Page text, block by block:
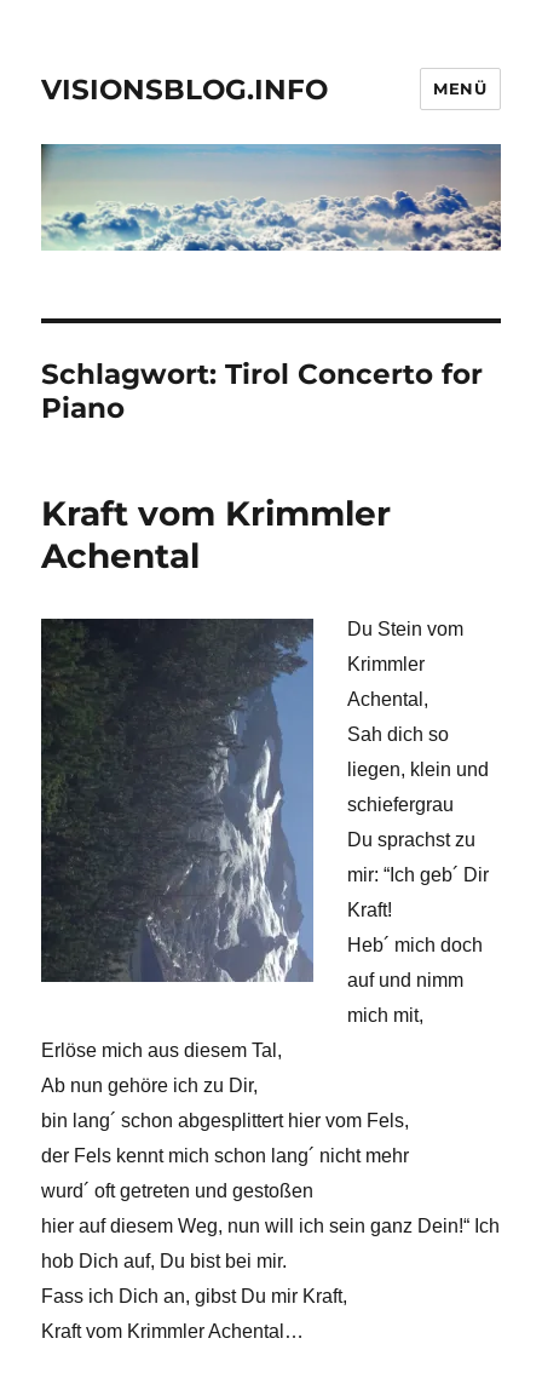
VISIONSBLOG.INFO MENÜ
Schlagwort:Tirol Concerto for
Piano
Kraft vom Krimmler
Achental
Du Stein vom
Krimmler
Achental,
Sah dich so
liegen, klein und
schiefergrau
Du sprachst zu
mir: “Ich geb´ Dir
Kraft!
Heb´ mich doch
auf und nimm
mich mit,
Erlöse mich aus diesem Tal,
Ab nun gehöre ich zu Dir,
bin lang´ schon abgesplittert hier vom Fels,
der Fels kennt mich schon lang´ nicht mehr
wurd´ oft getreten und gestoßen
hier auf diesem Weg, nun will ich sein ganz Dein!“ Ich
hob Dich auf, Du bist bei mir.
Fass ich Dich an, gibst Du mir Kraft,
Kraft vom Krimmler Achental…